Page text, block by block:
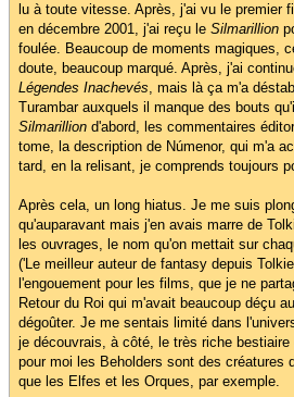
lu à toute vitesse. Après, j'ai vu le premier
en décembre 2001, j'ai reçu le Silmarillion
foulée. Beaucoup de moments magiques,
doute, beaucoup marqué. Après, j'ai
Légendes Inachevés, mais là ça m'a
Turambar auxquels il manque des bouts
Silmarillion d'abord, les commentaires
tome, la description de Númenor, qui m'a
tard, en la relisant, je comprends toujours
Après cela, un long hiatus. Je me suis
qu'auparavant mais j'en avais marre de
les ouvrages, le nom qu'on mettait sur
('Le meilleur auteur de fantasy depuis
l'engouement pour les films, que je ne
Retour du Roi qui m'avait beaucoup déçu
dégoûter. Je me sentais limité dans
je découvrais, à côté, le très riche bestiaire
pour moi les Beholders sont des créatures
que les Elfes et les Orques, par exemple.